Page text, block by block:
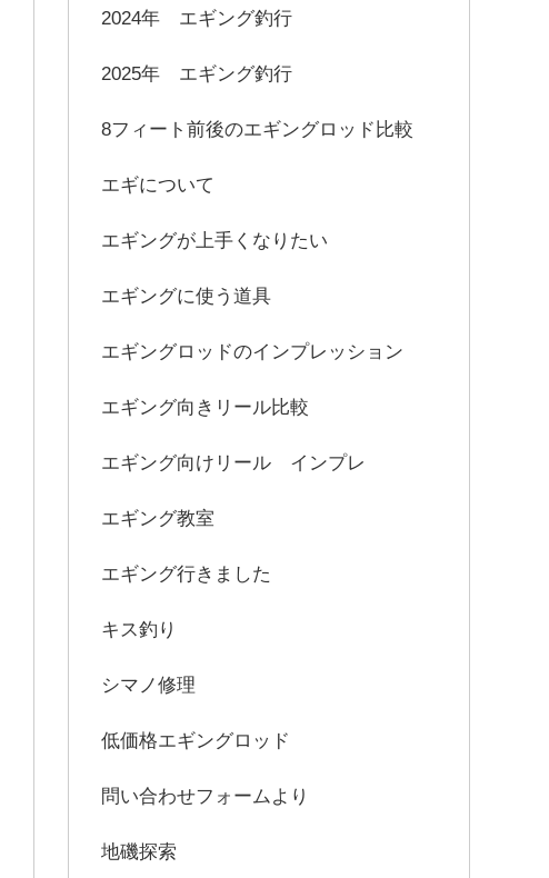
2024年 エギング釣行
2025年 エギング釣行
8フィート前後のエギングロッド比較
エギについて
エギングが上手くなりたい
エギングに使う道具
エギングロッドのインプレッション
エギング向きリール比較
エギング向けリール インプレ
エギング教室
エギング行きました
キス釣り
シマノ修理
低価格エギングロッド
問い合わせフォームより
地磯探索